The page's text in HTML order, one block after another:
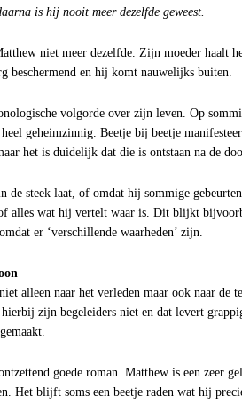
is hij nooit meer dezelfde geweest.
niet meer dezelfde. Zijn moeder haalt
beschermend en hij komt nauwelijks buiten.
volgorde over zijn leven. Op
geheimzinnig. Beetje bij beetje
het is duidelijk dat die is ontstaan na de
de steek laat, of omdat hij sommige
alles wat hij vertelt waar is. Dit blijkt
er ‘verschillende waarheden’ zijn.
alleen naar het verleden maar ook naar de
zijn begeleiders niet en dat levert
goede roman. Matthew is een zeer
Het blijft soms een beetje raden wat hij